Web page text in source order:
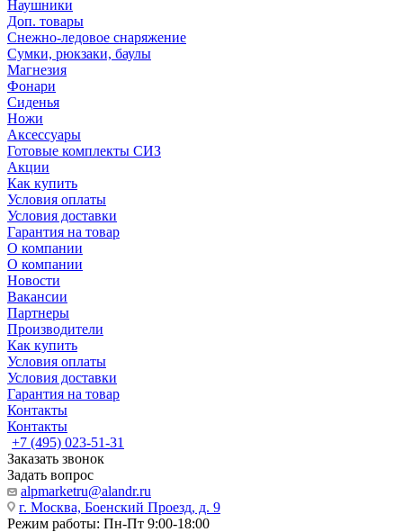
Наушники
Доп. товары
Снежно-ледовое снаряжение
Сумки, рюкзаки, баулы
Магнезия
Фонари
Сиденья
Ножи
Аксессуары
Готовые комплекты СИЗ
Акции
Как купить
Условия оплаты
Условия доставки
Гарантия на товар
О компании
О компании
Новости
Вакансии
Партнеры
Производители
Как купить
Условия оплаты
Условия доставки
Гарантия на товар
Контакты
Контакты
+7 (495) 023-51-31
Заказать звонок
Задать вопрос
alpmarketru@alandr.ru
г. Москва, Боенский Проезд, д. 9
Режим работы: Пн-Пт 9:00-18:00